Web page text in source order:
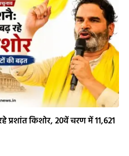
किशोर, 20वें चरण में 11,621